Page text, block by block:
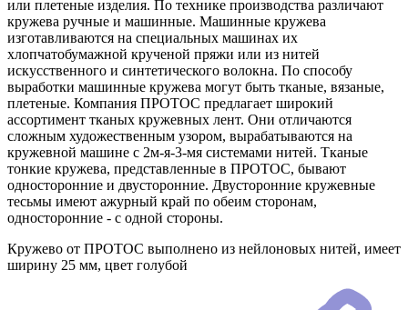
или плетеные изделия. По технике производства различают
кружева ручные и машинные. Машинные кружева
изготавливаются на специальных машинах их
хлопчатобумажной крученой пряжи или из нитей
искусственного и синтетического волокна. По способу
выработки машинные кружева могут быть тканые, вязаные,
плетеные. Компания ПРОТОС предлагает широкий
ассортимент тканых кружевных лент. Они отличаются
сложным художественным узором, вырабатываются на
кружевной машине с 2м-я-3-мя системами нитей. Тканые
тонкие кружева, представленные в ПРОТОС, бывают
односторонние и двусторонние. Двусторонние кружевные
тесьмы имеют ажурный край по обеим сторонам,
односторонние - с одной стороны.
Кружево от ПРОТОС выполнено из нейлоновых нитей, имеет
ширину 25 мм, цвет голубой